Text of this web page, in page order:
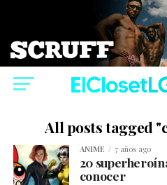
All posts tagged
ANIME 7 años ago
20
conocer